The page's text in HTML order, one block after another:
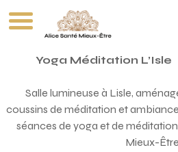
Yoga Méditation L’Isle
Salle lumineuse à Lisle,
coussins de méditation et
séances de yoga et de
Mieux-